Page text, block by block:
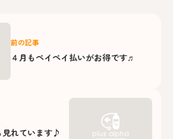
前の記事
４月もペイペイ払いがお得です♬
見れています♪